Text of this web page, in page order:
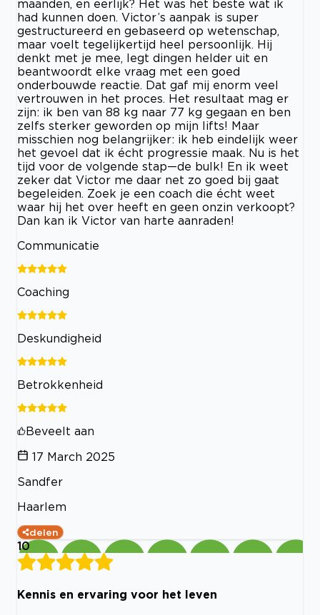
maanden, en eerlijk? Het was het beste wat ik
had kunnen doen. Victor’s aanpak is super
gestructureerd en gebaseerd op wetenschap,
maar voelt tegelijkertijd heel persoonlijk. Hij
denkt met je mee, legt dingen helder uit en
beantwoordt elke vraag met een goed
onderbouwde reactie. Dat gaf mij enorm veel
vertrouwen in het proces. Het resultaat mag er
zijn: ik ben van 88 kg naar 77 kg gegaan en ben
zelfs sterker geworden op mijn lifts! Maar
misschien nog belangrijker: ik heb eindelijk weer
het gevoel dat ik écht progressie maak. Nu is het
tijd voor de volgende stap—de bulk! En ik weet
zeker dat Victor me daar net zo goed bij gaat
begeleiden. Zoek je een coach die écht weet
waar hij het over heeft en geen onzin verkoopt?
Dan kan ik Victor van harte aanraden!
Communicatie
Coaching
Deskundigheid
Betrokkenheid
Beveelt aan
17 March 2025
Sandfer
Haarlem
delen
10
Kennis en ervaring voor het leven